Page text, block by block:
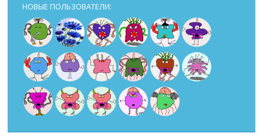
НОВЫЕ ПОЛЬЗОВАТЕЛИ: